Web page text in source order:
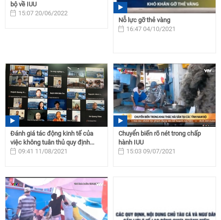
bộ về IUU
15:07 20/06/2022
Nỗ lực gỡ thẻ vàng
16:47 04/10/2021
Đánh giá tác động kinh tế của
việc không tuân thủ quy định...
09:41 11/08/2021
Chuyển biến rõ nét trong chấp
hành IUU
15:03 09/07/2021